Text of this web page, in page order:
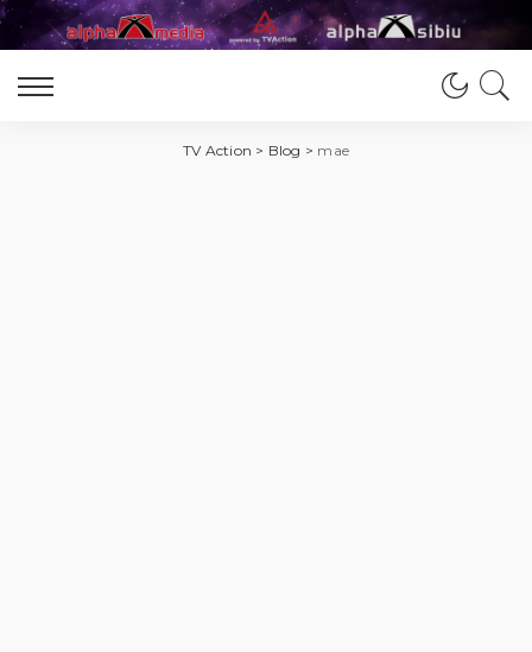
TV Action > Blog > mae